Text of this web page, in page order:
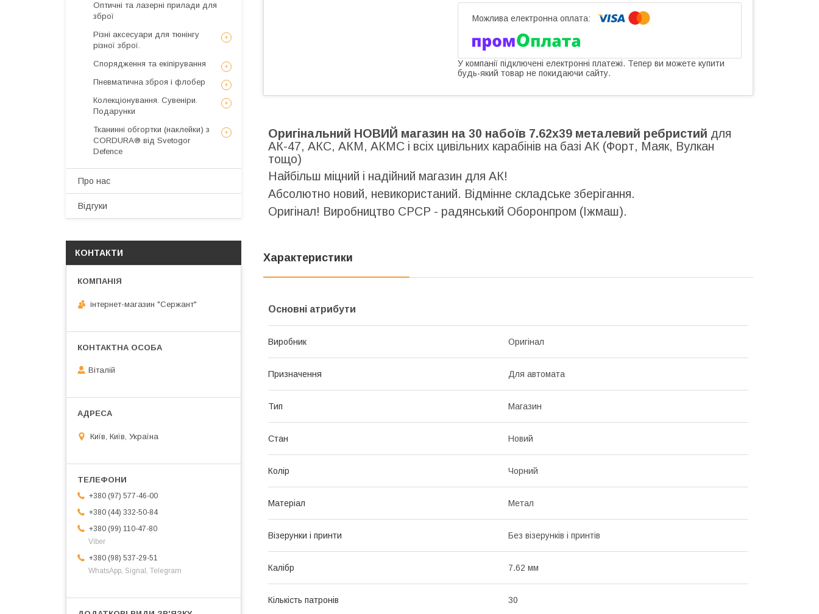
У компанії підключені електронні платежі. Тепер ви можете купити
будь-який товар не покидаючи сайту.
Оригінальний НОВИЙ магазин на 30 набоїв 7.62х39 металевий ребристий для
АК-47, АКС, АКМ, АКМС і всіх цивільних карабінів на базі АК (Форт, Маяк, Вулкан
тощо)
Найбільш міцний і надійний магазин для АК!
Абсолютно новий, невикористаний. Відмінне складське зберігання.
Оригінал! Виробництво СРСР - радянський Оборонпром (Іжмаш).
Характеристики
Основні атрибути
Виробник Оригінал
Призначення Для автомата
Тип Магазин
Стан Новий
Колір Чорний
Матеріал Метал
Візерунки і принти Без візерунків і принтів
Калібр 7.62 мм
Кількість патронів 30
Оптичні та лазерні прилади для
зброї
Різні аксесуари для тюнінгу
різної зброї.
Спорядження та екіпірування
Пневматична зброя і флобер
Колекціонування. Сувеніри.
Подарунки
Тканинні обгортки (наклейки) з
CORDURA® від Svetogor
Defence
Про нас
Відгуки
КОНТАКТИ
інтернет-магазин "Сержант"
Віталій
Київ, Київ, Україна
+380 (97) 577-46-00
+380 (44) 332-50-84
+380 (99) 110-47-80
Viber
+380 (98) 537-29-51
WhatsApp, Signal, Telegram